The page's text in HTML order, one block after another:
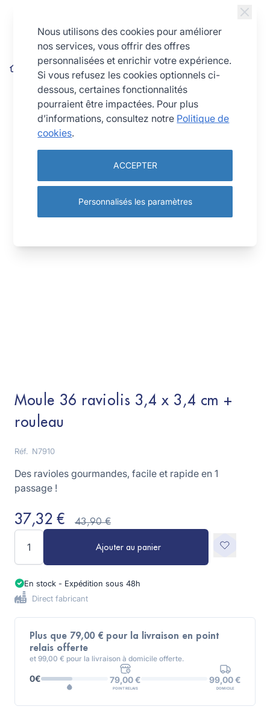
Moule 36 raviolis 3,4 x 3,4 cm + rouleau
Moule 36 raviolis 3,4 x 3,4 cm +
rouleau
Réf. N7910
Des ravioles gourmandes, facile et rapide en 1
passage !
37,32 € 43,90 €
Ajouter au panier
En stock - Expédition sous 48h
Direct fabricant
Plus que 79,00 € pour la livraison en point
relais offerte
et 99,00 € pour la livraison à domicile offerte.
0€ 79,00 €
POINT RELAIS
99,00 €
DOMICILE
Nous utilisons des cookies pour améliorer
nos services, vous offrir des offres
personnalisées et enrichir votre expérience.
Si vous refusez les cookies optionnels ci-
dessous, certaines fonctionnalités
pourraient être impactées. Pour plus
d’informations, consultez notre Politique de
cookies.
ACCEPTER
Personnalisés les paramètres